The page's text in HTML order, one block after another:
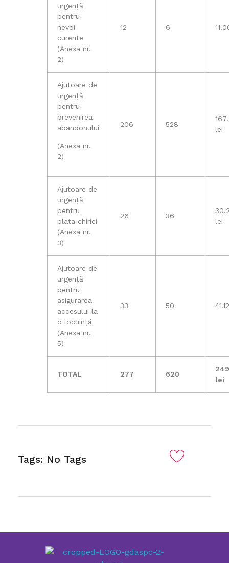
urgență
pentru
nevoi
curente
(Anexa nr.
2)
12 6
Ajutoare de
urgență
pentru
prevenirea
abandonului
(Anexa nr.
2)
206 528
lei
Ajutoare de
urgență
pentru
plata chiriei
(Anexa nr.
3)
26 36
lei
Ajutoare de
urgență
pentru
asigurarea
accesului la
o locuință
(Anexa nr.
5)
33 50
TOTAL 277 620
lei
Tags: No Tags